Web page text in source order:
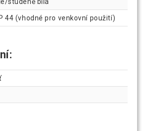
44 (vhodné pro venkovní použití)